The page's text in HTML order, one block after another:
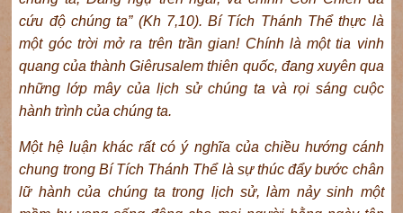
cứu độ chúng ta” (Kh 7,10). Bí Tích Thánh Thể thực là
một góc trời mở ra trên trần gian! Chính là một tia vinh
quang của thành Giêrusalem thiên quốc, đang xuyên qua
những lớp mây của lịch sử chúng ta và rọi sáng cuộc
hành trình của chúng ta.
Một hệ luận khác rất có ý nghĩa của chiều hướng cánh
chung trong Bí Tích Thánh Thể là sự thúc đẩy bước chân
lữ hành của chúng ta trong lịch sử, làm nảy sinh một